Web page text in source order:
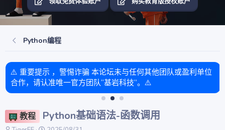
Python编程
⚠️ 重要提示 ，警惕诈骗 本论坛未与任何其他团队或盈利单位
合作，请认准唯一官方团队“基岩科技”。⚠️
教程 Python基础语法-函数调用